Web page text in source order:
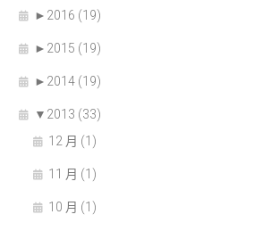
► 2016 (19)
► 2015 (19)
► 2014 (19)
▼ 2013 (33)
12 月 (1)
11 月 (1)
10 月 (1)